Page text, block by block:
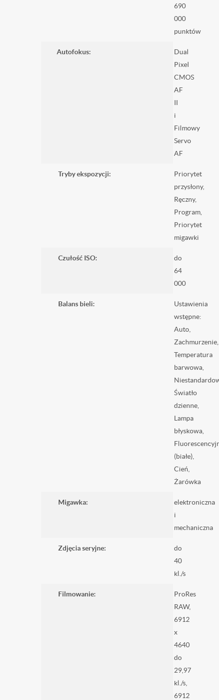
690
000
punktów
Autofokus:
Dual
Pixel
CMOS
AF
II
i
Filmowy
Servo
AF
Tryby ekspozycji:
Priorytet
przysłony,
Ręczny,
Program,
Priorytet
migawki
Czułość ISO:
do
64
000
Balans bieli:
Ustawienia
wstępne:
Auto,
Zachmurzenie,
Temperatura
barwowa,
Światło
dzienne,
Lampa
błyskowa,
(białe),
Cień,
Żarówka
Migawka:
elektroniczna
i
mechaniczna
Zdjęcia seryjne:
do
40
kl./s
Filmowanie:
ProRes
RAW,
6912
x
4640
do
29,97
kl./s,
6912